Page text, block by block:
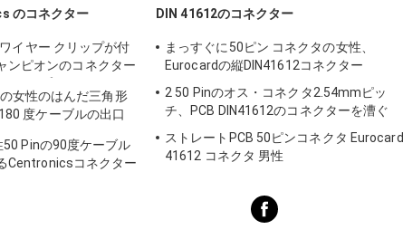
のコネクター
イヤー クリップが付
ンピオンのコネクター
女性のはんだ三角形
度ケーブルの出口
50 Pinの90度ケーブル
Centronicsコネクター
DIN 41612のコネクター
まっすぐに50ピン コネクタの女性、
Eurocardの縦DIN41612コネクター
2 50 Pinのオス・コネクタ2.54mmピッ
チ、PCB DIN41612のコネクターを漕ぐ
ストレートPCB 50ピンコネクタ Eurocard
41612 コネクタ 男性